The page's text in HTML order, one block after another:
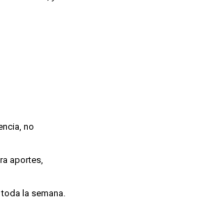
no
aportes,
la semana.